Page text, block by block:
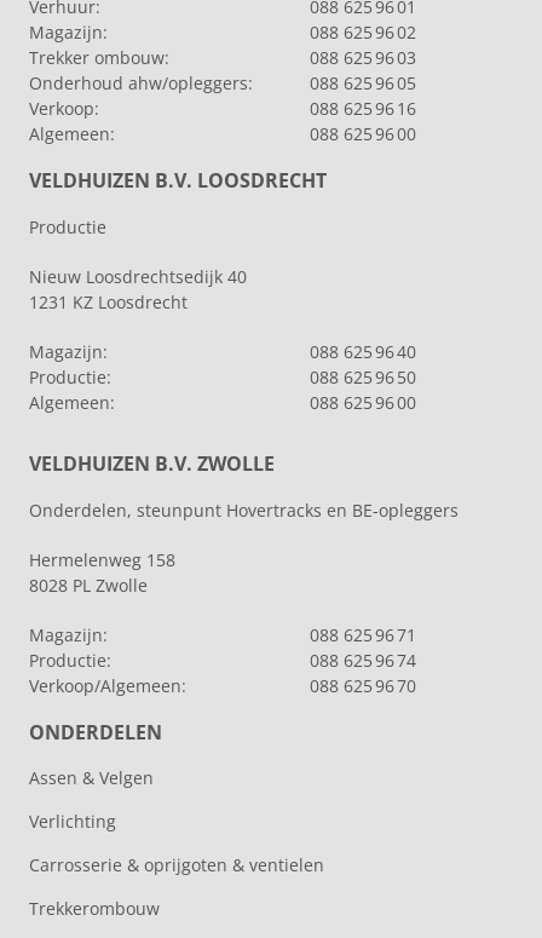
Verhuur:
088 625 96 01
Magazijn:
088 625 96 02
Trekker ombouw:
088 625 96 03
Onderhoud ahw/opleggers:
088 625 96 05
Verkoop:
088 625 96 16
Algemeen:
088 625 96 00
VELDHUIZEN B.V. LOOSDRECHT
Productie
Nieuw Loosdrechtsedijk 40
1231 KZ Loosdrecht
Magazijn:
088 625 96 40
Productie:
088 625 96 50
Algemeen:
088 625 96 00
VELDHUIZEN B.V. ZWOLLE
Onderdelen, steunpunt Hovertracks en BE-opleggers
Hermelenweg 158
8028 PL Zwolle
Magazijn:
088 625 96 71
Productie:
088 625 96 74
Verkoop/Algemeen:
088 625 96 70
ONDERDELEN
Assen & Velgen
Verlichting
Carrosserie & oprijgoten & ventielen
Trekkerombouw